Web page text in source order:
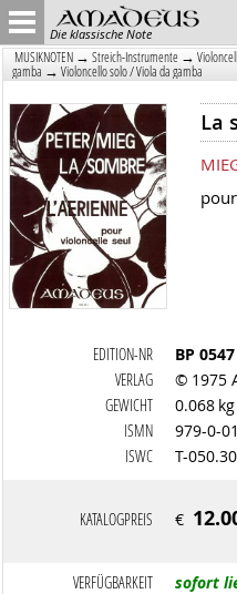
Die klassische Note
MUSIKNOTEN → Streich-Instrumente →
gamba → Violoncello solo / Viola da gamba
La
EDITION-NR
BP 0547
VERLAG
© 1975
GEWICHT
0.068 kg
ISMN
979-0-
ISWC
T-
KATALOGPREIS €
VERFÜGBARKEIT
sofort